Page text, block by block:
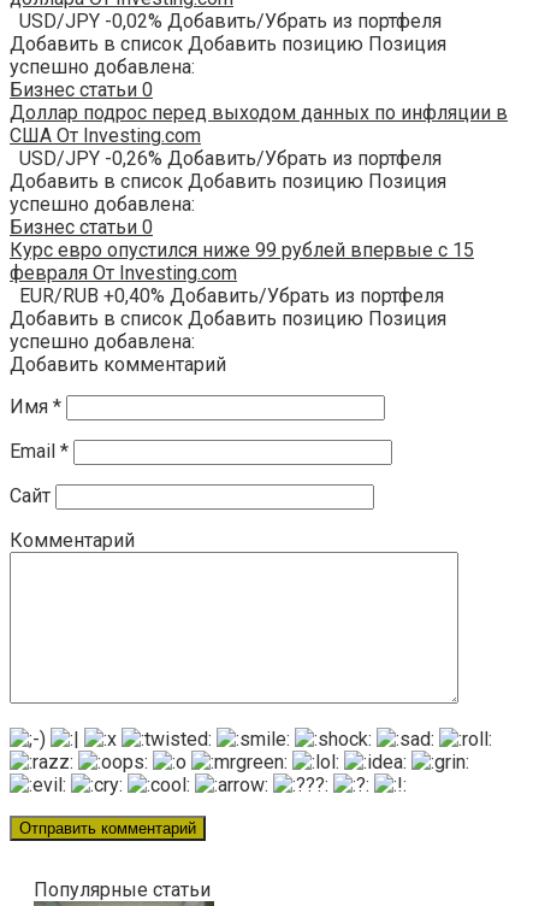
USD/JPY -0,02% Добавить/Убрать из портфеля
Добавить в список Добавить позицию Позиция
успешно добавлена:
Бизнес статьи 0
Доллар подрос перед выходом данных по инфляции в
США От Investing.com
USD/JPY -0,26% Добавить/Убрать из портфеля
Добавить в список Добавить позицию Позиция
успешно добавлена:
Бизнес статьи 0
Курс евро опустился ниже 99 рублей впервые с 15
февраля От Investing.com
EUR/RUB +0,40% Добавить/Убрать из портфеля
Добавить в список Добавить позицию Позиция
успешно добавлена:
Добавить комментарий
Имя *
Email *
Сайт
Комментарий
Популярные статьи